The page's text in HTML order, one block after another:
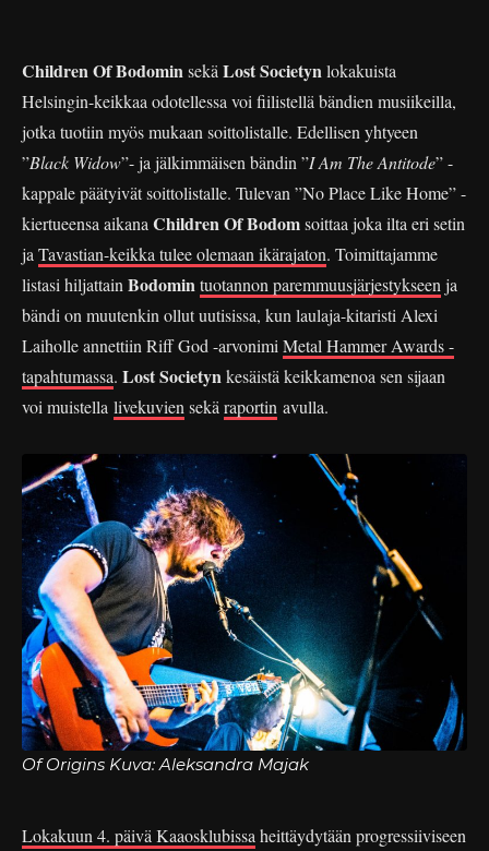
Children Of Bodominsekä Lost Societynlokakuista
Helsingin-keikkaa odotellessa voi fiilistellä bändien musiikeilla,
jotka tuotiin myös mukaan soittolistalle. Edellisen yhtyeen
”Black Widow”- ja jälkimmäisen bändin ”I Am The Antitode” -
kappale päätyivät soittolistalle. Tulevan ”No Place Like Home” -
kiertueensa aikana Children Of Bodomsoittaa joka ilta eri setin
ja Tavastian-keikka tulee olemaan ikärajaton. Toimittajamme
listasi hiljattain Bodomintuotannon paremmuusjärjestykseen ja
bändi on muutenkin ollut uutisissa, kun laulaja-kitaristi Alexi
Laiholle annettiin Riff God -arvonimi Metal Hammer Awards -
tapahtumassa. Lost Societynkesäistä keikkamenoa sen sijaan
voi muistella livekuvien sekä raportin avulla.
Of Origins Kuva: Aleksandra Majak
Lokakuun 4. päivä Kaaosklubissa heittäydytään progressiiviseen